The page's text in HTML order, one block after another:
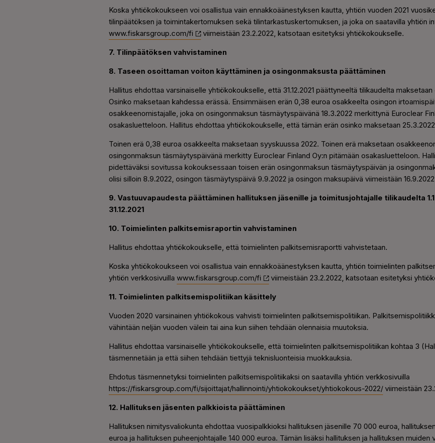
Koska yhtiökokoukseen voi osallistua vain ennakkoäänestyksen kautta, yhtiön vuoden 2021
tilinpäätöksen ja toimintakertomuksen sekä tilintarkastuskertomuksen, ja joka on saatavilla yhtiön
www.fiskarsgroup.com/fi
viimeistään 23.2.2022, katsotaan esitetyksi yhtiökokoukselle.
7. Tilinpäätöksen vahvistaminen
8. Taseen osoittaman voiton käyttäminen ja osingonmaksusta päättäminen
Hallitus ehdottaa varsinaiselle yhtiökokoukselle, että 31.12.2021 päättyneeltä tilikaudelta
Osinko maksetaan kahdessa erässä. Ensimmäisen erän 0,38 euroa osakkeelta osingon
osakkeenomistajalle, joka on osingonmaksun täsmäytyspäivänä 18.3.2022 merkittynä Euroclear
osakasluetteloon. Hallitus ehdottaa yhtiökokoukselle, että tämän erän osinko maksetaan
Toinen erä 0,38 euroa osakkeelta maksetaan syyskuussa 2022. Toinen erä maksetaan
osingonmaksun täsmäytyspäivänä merkitty Euroclear Finland Oy:n pitämään osakasluetteloon.
pidettäväksi sovitussa kokouksessaan toisen erän osingonmaksun täsmäytyspäivän ja
olisi silloin 8.9.2022, osingon täsmäytyspäivä 9.9.2022 ja osingon maksupäivä viimeistään
9. Vastuuvapaudesta päättäminen hallituksen jäsenille ja toimitusjohtajalle tilikaudelta
31.12.2021
10. Toimielinten palkitsemisraportin vahvistaminen
Hallitus ehdottaa yhtiökokoukselle, että toimielinten palkitsemisraportti vahvistetaan.
Koska yhtiökokoukseen voi osallistua vain ennakkoäänestyksen kautta, yhtiön toimielinten
yhtiön verkkosivuilla www.fiskarsgroup.com/fi viimeistään 23.2.2022, katsotaan esitetyksi
11. Toimielinten palkitsemispolitiikan käsittely
Vuoden 2020 varsinainen yhtiökokous vahvisti toimielinten palkitsemispolitiikan.
vähintään neljän vuoden välein tai aina kun siihen tehdään olennaisia muutoksia.
Hallitus ehdottaa varsinaiselle yhtiökokoukselle, että toimielinten palkitsemispolitiikan kohtaa 3
täsmennetään ja että siihen tehdään tiettyjä teknisluonteisia muokkauksia.
Ehdotus täsmennetyksi toimielinten palkitsemispolitiikaksi on saatavilla yhtiön verkkosivuilla
https://fiskarsgroup.com/fi/sijoittajat/hallinnointi/yhtiokokoukset/yhtiokokous-2022/ viimeistään
12. Hallituksen jäsenten palkkioista päättäminen
Hallituksen nimitysvaliokunta ehdottaa vuosipalkkioksi hallituksen jäsenille 70 000 euroa,
euroa ja hallituksen puheenjohtajalle 140 000 euroa. Tämän lisäksi hallituksen ja hallituksen muiden